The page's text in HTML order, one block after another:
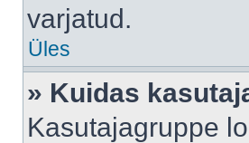
varjatud.
Üles
» Kuidas
Kasutajagruppe